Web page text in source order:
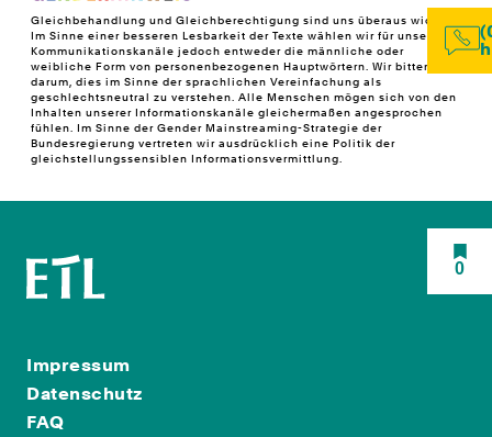
0
Gleichbehandlung und Gleichberechtigung sind uns überaus wichtig!
Im Sinne einer besseren Lesbarkeit der Texte wählen wir für unsere
Kommunikationskanäle jedoch entweder die männliche oder
weibliche Form von personenbezogenen Hauptwörtern. Wir bitten
darum, dies im Sinne der sprachlichen Vereinfachung als
geschlechtsneutral zu verstehen. Alle Menschen mögen sich von den
Inhalten unserer Informationskanäle gleichermaßen angesprochen
fühlen. Im Sinne der Gender Mainstreaming-Strategie der
Bundesregierung vertreten wir ausdrücklich eine Politik der
gleichstellungssensiblen Informationsvermittlung.
Impressum
Datenschutz
FAQ